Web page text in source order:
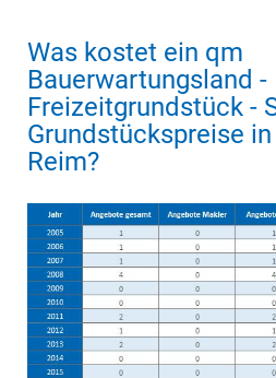
Was kostet ein qm
Bauerwartungsland -
Freizeitgrundstück -
Grundstückspreise
Reim?